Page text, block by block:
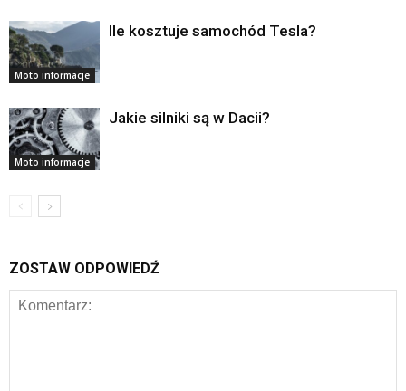
Moto informacje
Ile kosztuje samochód Tesla?
Moto informacje
Jakie silniki są w Dacii?
ZOSTAW ODPOWIEDŹ